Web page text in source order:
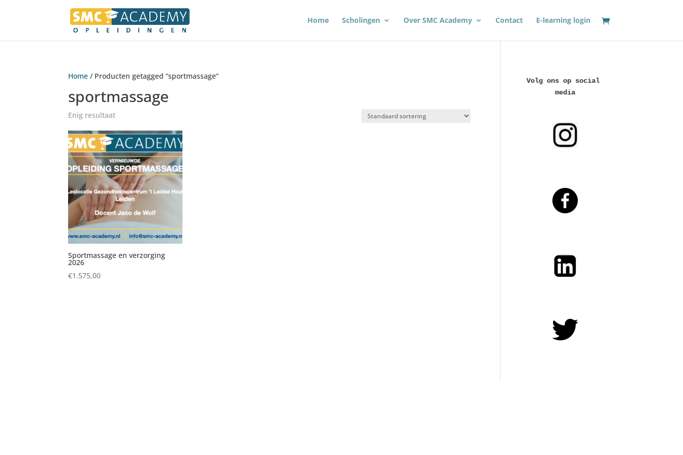
Home Scholingen Over SMC Academy Contact E-learning login
Home / Producten getagged “sportmassage”
sportmassage
Enig resultaat
Sportmassage en verzorging
2026
€1.575,00
Volg ons op social
media